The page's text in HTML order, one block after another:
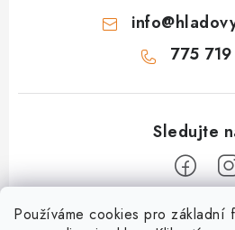
Používáme cookies pro základní
info@
775